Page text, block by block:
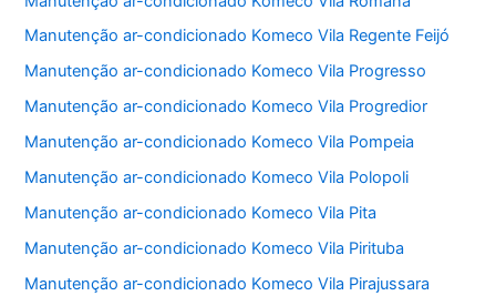
Manutenção ar-condicionado Komeco Vila Regente Feijó
Manutenção ar-condicionado Komeco Vila Progresso
Manutenção ar-condicionado Komeco Vila Progredior
Manutenção ar-condicionado Komeco Vila Pompeia
Manutenção ar-condicionado Komeco Vila Polopoli
Manutenção ar-condicionado Komeco Vila Pita
Manutenção ar-condicionado Komeco Vila Pirituba
Manutenção ar-condicionado Komeco Vila Pirajussara